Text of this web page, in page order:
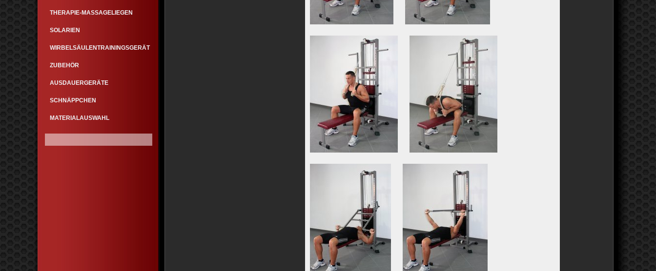
THERAPIE-MASSAGELIEGEN
SOLARIEN
WIRBELSÄULENTRAININGSGERÄT
ZUBEHÖR
AUSDAUERGERÄTE
SCHNÄPPCHEN
MATERIALAUSWAHL